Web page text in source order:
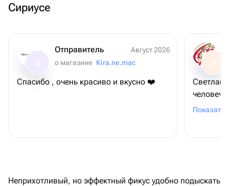
Сириусе
Kira.ne.mac Отправитель
Август 2026
о магазине Kira.ne.mac
Спасибо , очень красиво и вкусно ❤️
О
всяких
Показать
Неприхотливый, но эффектный фикус удобно подыскать